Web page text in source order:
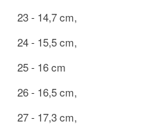
23 - 14,7 cm,
24 - 15,5 cm,
25 - 16 cm
26 - 16,5 cm,
27 - 17,3 cm,